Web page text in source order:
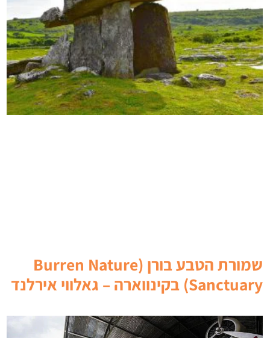
שמורת הטבע בורן (Burren Nature
Sanctuary) בקינווארה – גאלווי אירלנד